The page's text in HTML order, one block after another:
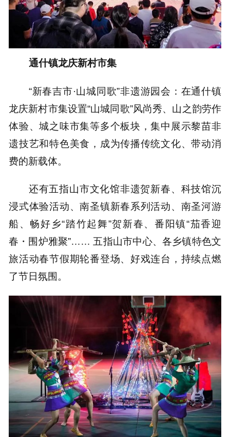
通什镇龙庆新村市集
“新春吉市·山城同歌”非遗游园会：在通什镇
龙庆新村市集设置“山城同歌”风尚秀、山之韵劳作
体验、城之味市集等多个板块，集中展示黎苗非
遗技艺和特色美食，成为传播传统文化、带动消
费的新载体。
还有五指山市文化馆非遗贺新春、科技馆沉
浸式体验活动、南圣镇新春系列活动、南圣河游
船、畅好乡“踏竹起舞”贺新春、番阳镇“茄香迎
春・围炉雅聚”…… 五指山市中心、各乡镇特色文
旅活动春节假期轮番登场、好戏连台，持续点燃
了节日氛围。